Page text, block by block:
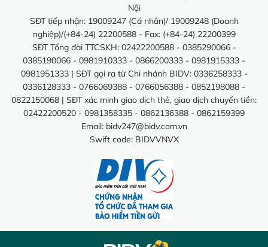
Nội
SĐT tiếp nhận: 19009247 (Cá nhân)/ 19009248 (Doanh
nghiệp)/(+84-24) 22200588 - Fax: (+84-24) 22200399
SĐT Tổng đài TTCSKH: 02422200588 - 0385290066 -
0385190066 - 0981910333 - 0866200333 - 0981915333 -
0981951333 | SĐT gọi ra từ Chi nhánh BIDV: 0336258333 -
0336128333 - 0766069388 - 0766056388 - 0852198088 -
0822150068 | SĐT xác minh giao dịch thẻ, giao dịch chuyển tiền:
02422200520 - 0981358335 - 0862136388 - 0862159399
Email: bidv247@bidv.com.vn
Swift code: BIDVVNVX